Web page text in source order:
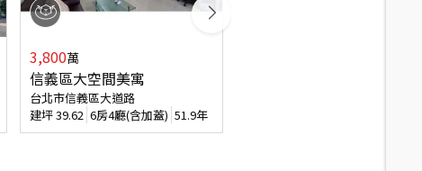
3,800萬
信義區大空間美寓
台北市信義區大道路
建坪39.62 6房4廳(含加蓋) 51.9年